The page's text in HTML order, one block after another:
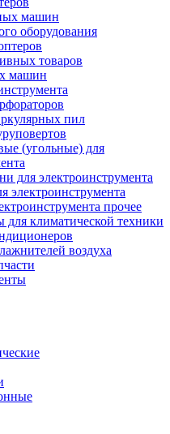
машин
оборудования
товаров
машин
пил
(угольные) для
для электроинструмента
электроинструмента
прочее
для климатической техники
воздуха